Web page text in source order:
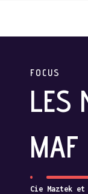
FOCUS
LES
MAF
Cie Maztek